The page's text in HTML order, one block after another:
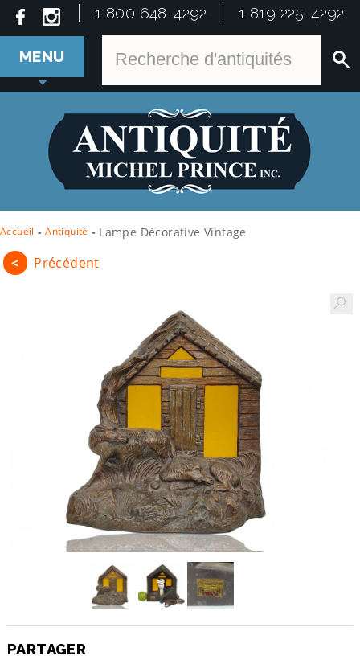
1 800 648-4292 1 819 225-4292
MENU
Accueil - Antiquité - Lampe Décorative Vintage
< Précédent
PARTAGER